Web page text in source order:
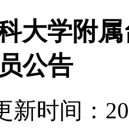
大学附
公告
新时间：